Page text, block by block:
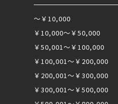
～￥10,000
￥10,000～￥50,000
￥50,001～￥100,000
￥100,001～￥200,000
￥200,001～￥300,000
￥300,001～￥500,000